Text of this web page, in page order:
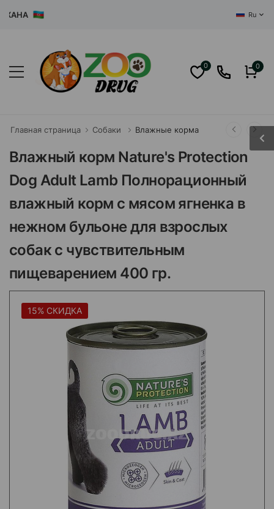
Ru
0 0
Главная страница Собаки Влажные корма
Влажный корм Nature's Protection
Dog Adult Lamb Полнорационный
влажный корм с мясом ягненка в
нежном бульоне для взрослых
собак с чувствительным
пищеварением 400 гр.
15% СКИДКА